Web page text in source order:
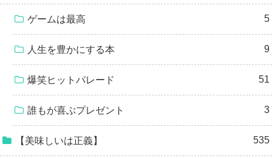
ゲームは最高 5
人生を豊かにする本 9
爆笑ヒットパレード 51
誰もが喜ぶプレゼント 3
【美味しいは正義】 535